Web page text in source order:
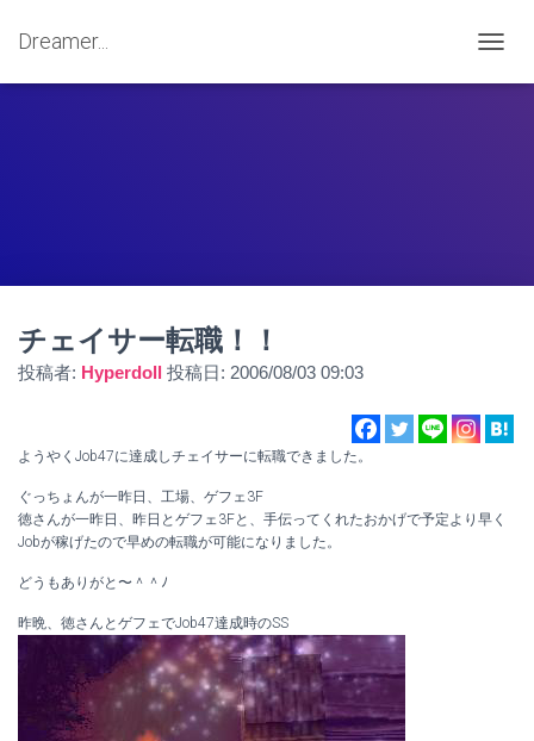
Dreamer...
ビ
替
チェイサー転職！！
投稿者: Hyperdoll 投稿日: 2006/08/03 09:03
ようやくJob47に達成しチェイサーに転職できました。
ぐっちょんが一昨日、工場、ゲフェ3F
徳さんが一昨日、昨日とゲフェ3Fと、手伝ってくれたおかげで予定より早く
Jobが稼げたので早めの転職が可能になりました。
どうもありがと〜＾＾ﾉ
昨晩、徳さんとゲフェでJob47達成時のSS